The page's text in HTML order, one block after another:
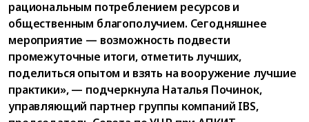
рациональным потреблением ресурсов и
общественным благополучием. Сегодняшнее
мероприятие — возможность подвести
промежуточные итоги, отметить лучших,
поделиться опытом и взять на вооружение лучшие
практики», — подчеркнула Наталья Починок,
управляющий партнер группы компаний IBS,